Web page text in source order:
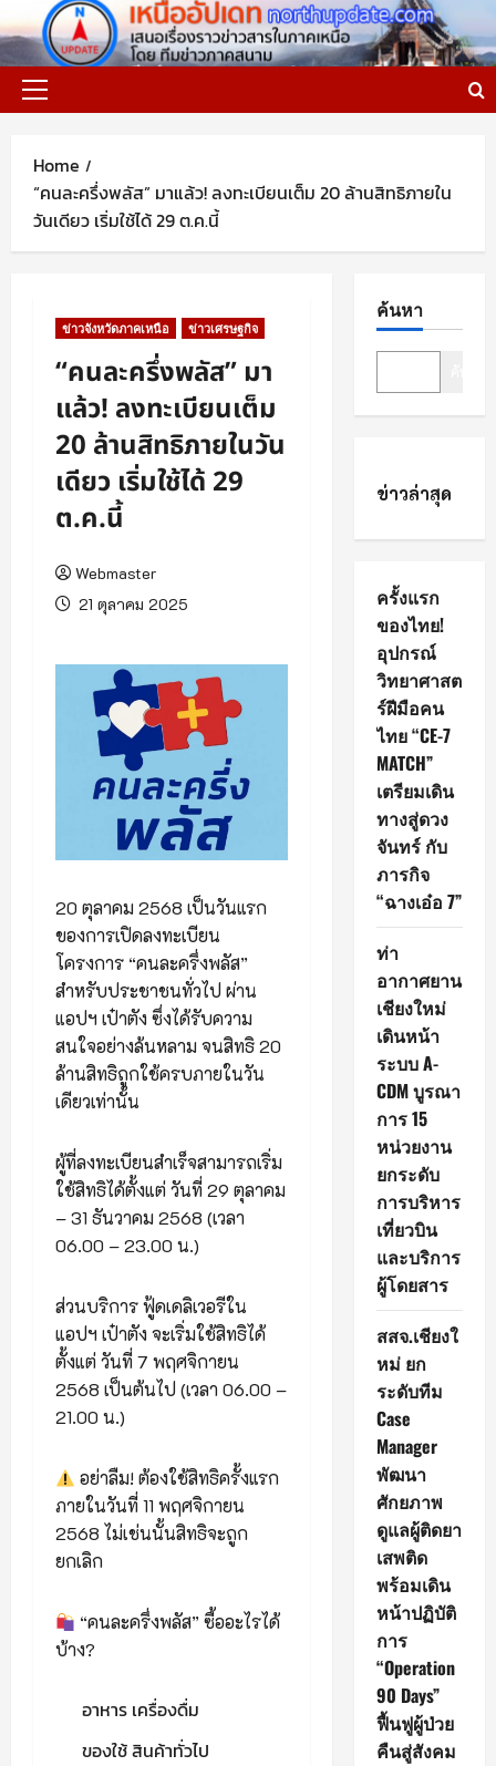
to
content
Primary
Home
“คนละครึ่งพลัส” มาแล้ว! ลงทะเบียนเต็ม 20 ล้านสิทธิภายใน
วันเดียว เริ่มใช้ได้ 29 ต.ค.นี้
ข่าวจังหวัดภาคเหนือ ข่าวเศรษฐกิจ
“คนละครึ่งพลัส” มา
แล้ว! ลงทะเบียนเต็ม
20 ล้านสิทธิภายในวัน
เดียว เริ่มใช้ได้ 29
ต.ค.นี้
Webmaster
21 ตุลาคม 2025
20 ตุลาคม 2568 เป็นวันแรก
ของการเปิดลงทะเบียน
โครงการ “คนละครึ่งพลัส”
สำหรับประชาชนทั่วไป ผ่าน
แอปฯ เป๋าตัง ซึ่งได้รับความ
สนใจอย่างล้นหลาม จนสิทธิ 20
ล้านสิทธิถูกใช้ครบภายในวัน
เดียวเท่านั้น
ผู้ที่ลงทะเบียนสำเร็จสามารถเริ่ม
ใช้สิทธิได้ตั้งแต่ วันที่ 29 ตุลาคม
– 31 ธันวาคม 2568 (เวลา
06.00 – 23.00 น.)
ส่วนบริการ ฟู้ดเดลิเวอรีใน
แอปฯ เป๋าตัง จะเริ่มใช้สิทธิได้
ตั้งแต่ วันที่ 7 พฤศจิกายน
2568 เป็นต้นไป (เวลา 06.00 –
21.00 น.)
อย่าลืม! ต้องใช้สิทธิครั้งแรก
ภายในวันที่ 11 พฤศจิกายน
2568 ไม่เช่นนั้นสิทธิจะถูก
ยกเลิก
“คนละครึ่งพลัส” ซื้ออะไรได้
บ้าง?
อาหาร เครื่องดื่ม
ของใช้ สินค้าทั่วไป
ค้นหา
ข่าวล่าสุด
ครั้งแรก
ของไทย!
อุปกรณ์
วิทยาศาสต
ร์ฝีมือคน
ไทย “CE-7
MATCH”
เตรียมเดิน
ทางสู่ดวง
จันทร์ กับ
ภารกิจ
“ฉางเอ๋อ 7”
ท่า
อากาศยาน
เชียงใหม่
เดินหน้า
ระบบ A-
CDM บูรณา
การ 15
หน่วยงาน
ยกระดับ
การบริหาร
เที่ยวบิน
และบริการ
ผู้โดยสาร
สสจ.เชียงใ
หม่ ยก
ระดับทีม
Case
Manager
พัฒนา
ศักยภาพ
ดูแลผู้ติดยา
เสพติด
พร้อมเดิน
หน้าปฏิบัติ
การ
“Operation
90 Days”
ฟื้นฟูผู้ป่วย
คืนสู่สังคม